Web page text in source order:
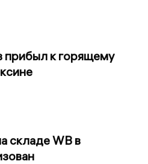
к горящему
складе WB в